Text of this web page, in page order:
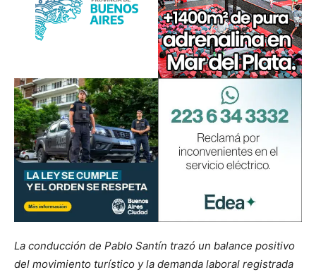
La conducción de Pablo Santín trazó un balance positivo
del movimiento turístico y la demanda laboral registrada